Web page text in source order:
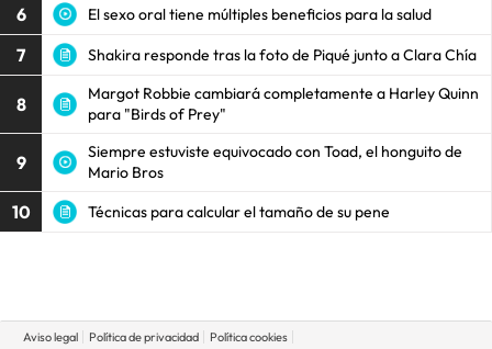
6 El sexo oral tiene múltiples beneficios para la salud
7 Shakira responde tras la foto de Piqué junto a Clara Chía
8
Margot Robbie cambiará completamente a Harley Quinn
para "Birds of Prey"
9
Siempre estuviste equivocado con Toad, el honguito de
Mario Bros
10 Técnicas para calcular el tamaño de su pene
Aviso legal Política de privacidad Política cookies